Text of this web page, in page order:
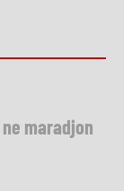
ne maradjon